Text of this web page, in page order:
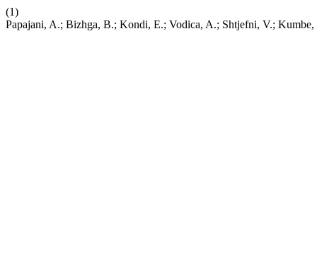
(1)
Papajani, A.; Bizhga, B.; Kondi, E.; Vodica, A.; Shtjefni, V.;